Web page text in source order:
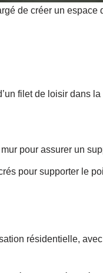
de créer un espace
filet de loisir dans la
pour assurer un
pour supporter le
résidentielle,